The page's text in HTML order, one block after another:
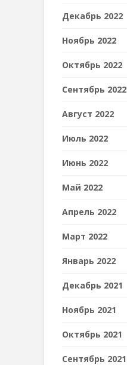
Декабрь 2022
Ноябрь 2022
Октябрь 2022
Сентябрь 2022
Август 2022
Июль 2022
Июнь 2022
Май 2022
Апрель 2022
Март 2022
Январь 2022
Декабрь 2021
Ноябрь 2021
Октябрь 2021
Сентябрь 2021